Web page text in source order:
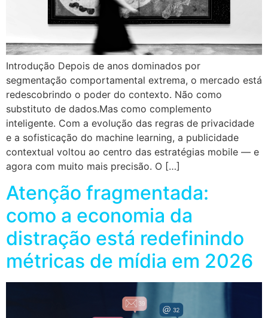
Introdução Depois de anos dominados por
segmentação comportamental extrema, o mercado está
redescobrindo o poder do contexto. Não como
substituto de dados.Mas como complemento
inteligente. Com a evolução das regras de privacidade
e a sofisticação do machine learning, a publicidade
contextual voltou ao centro das estratégias mobile — e
agora com muito mais precisão. O […]
Atenção fragmentada:
como a economia da
distração está redefinindo
métricas de mídia em 2026